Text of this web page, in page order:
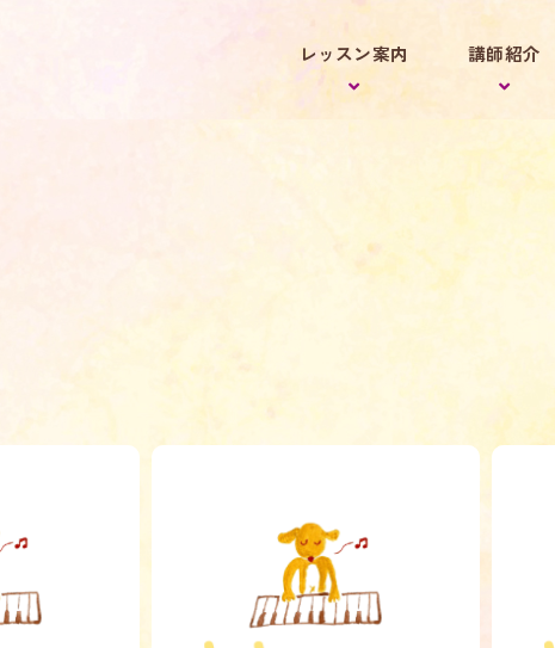
レッスン案内 講師紹介